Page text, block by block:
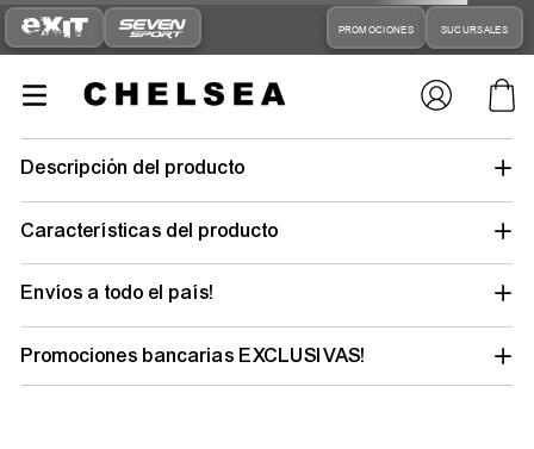
PROMOCIONES SUCURSALES
Descripción del producto
Características del producto
Envíos a todo el país!
Promociones bancarias EXCLUSIVAS!